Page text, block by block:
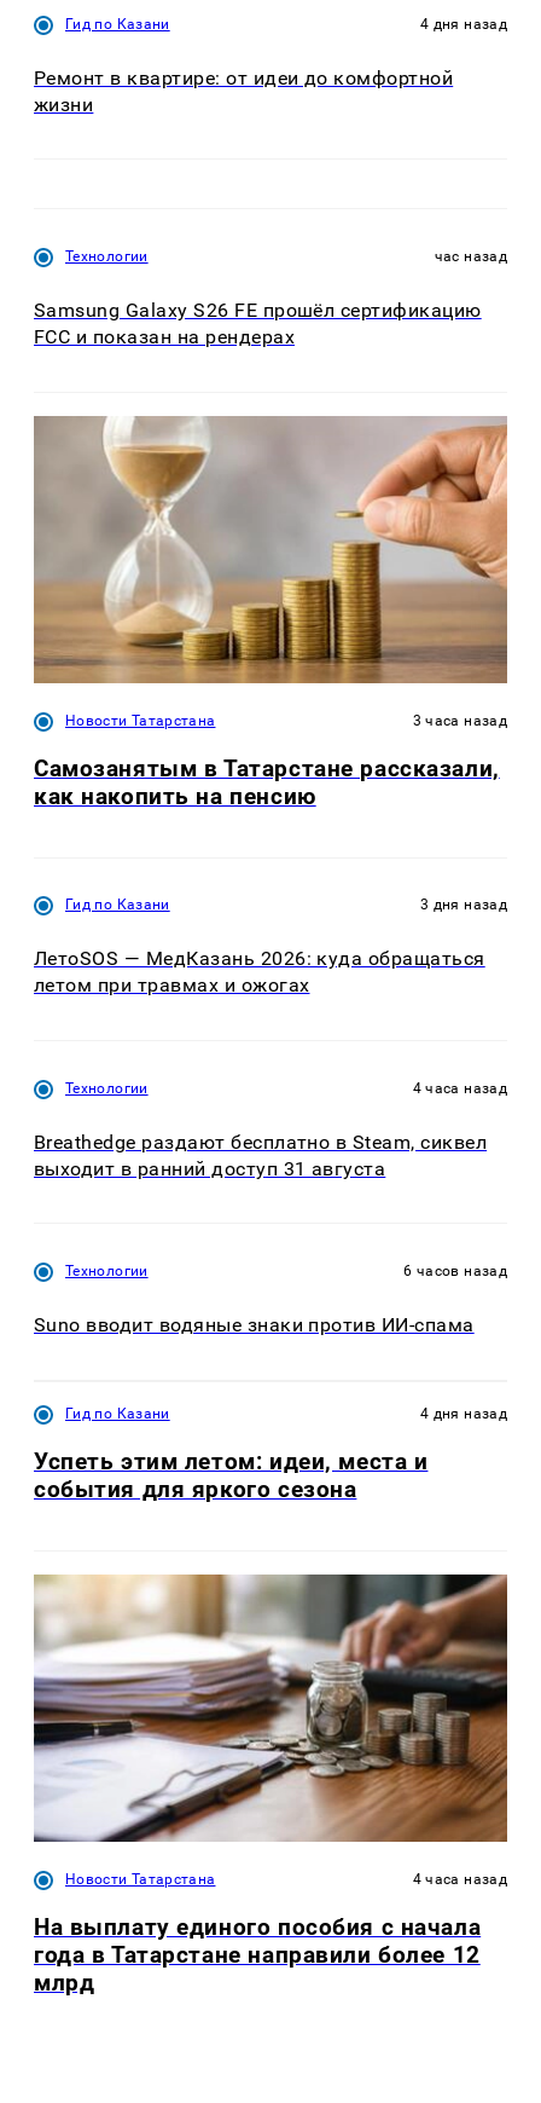
Гид по Казани 4 дня назад
Ремонт в квартире: от идеи до комфортной
жизни
Технологии час назад
Samsung Galaxy S26 FE прошёл сертификацию
FCC и показан на рендерах
Новости Татарстана 3 часа назад
Самозанятым в Татарстане рассказали,
как накопить на пенсию
Гид по Казани 3 дня назад
ЛетоSOS — МедКазань 2026: куда обращаться
летом при травмах и ожогах
Технологии 4 часа назад
Breathedge раздают бесплатно в Steam, сиквел
выходит в ранний доступ 31 августа
Технологии 6 часов назад
Suno вводит водяные знаки против ИИ-спама
Гид по Казани 4 дня назад
Успеть этим летом: идеи, места и
события для яркого сезона
Новости Татарстана 4 часа назад
На выплату единого пособия с начала
года в Татарстане направили более 12
млрд